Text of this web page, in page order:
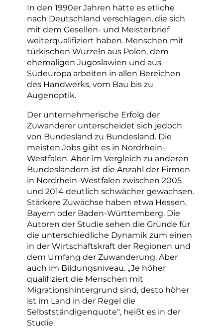
In den 1990er Jahren hätte es etliche
nach Deutschland verschlagen, die sich
mit dem Gesellen- und Meisterbrief
weiterqualifiziert haben. Menschen mit
türkischen Wurzeln aus Polen, dem
ehemaligen Jugoslawien und aus
Südeuropa arbeiten in allen Bereichen
des Handwerks, vom Bau bis zu
Augenoptik.
Der unternehmerische Erfolg der
Zuwanderer unterscheidet sich jedoch
von Bundesland zu Bundesland. Die
meisten Jobs gibt es in Nordrhein-
Westfalen. Aber im Vergleich zu anderen
Bundesländern ist die Anzahl der Firmen
in Nordrhein-Westfalen zwischen 2005
und 2014 deutlich schwächer gewachsen.
Stärkere Zuwächse haben etwa Hessen,
Bayern oder Baden-Württemberg. Die
Autoren der Studie sehen die Gründe für
die unterschiedliche Dynamik zum einen
in der Wirtschaftskraft der Regionen und
dem Umfang der Zuwanderung. Aber
auch im Bildungsniveau. „Je höher
qualifiziert die Menschen mit
Migrationshintergrund sind, desto höher
ist im Land in der Regel die
Selbstständigenquote“, heißt es in der
Studie.